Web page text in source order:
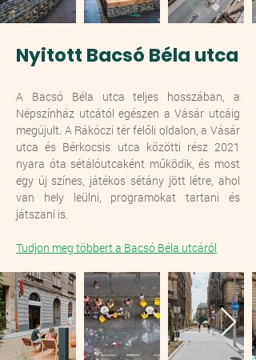
Nyitott Bacsó Béla utca
A Bacsó Béla utca teljes hosszában, a
Népszínház utcától egészen a Vásár utcáig
megújult. A Rákóczi tér felőli oldalon, a Vásár
utca és Bérkocsis utca közötti rész 2021
nyara óta sétálóutcaként működik, és most
egy új színes, játékos sétány jött létre, ahol
van hely leülni, programokat tartani és
játszani is.
Tudjon meg többert a Bacsó Béla utcáról